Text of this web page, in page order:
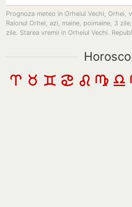
Prognoza meteo in Orheiul Vechi, Orhei,
Raionul Orhei, azi, maine, poimaine, 3
zile. Starea vremii in Orheiul Vechi.